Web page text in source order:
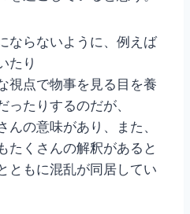
ならないように、例えば
たり
視点で物事を見る目を養
たりするのだが、
の意味があり、また、
たくさんの解釈があると
ともに混乱が同居してい